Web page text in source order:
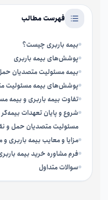
فهرست مطالب
بیمه باربری چیست؟
پوشش‌های بیمه باربری
بیمه مسئولیت متصدیان
پوشش‌های بیمه مسئولیت
تفاوت بیمه باربری و بیمه
شروع و پایان تعهدات
مسئولیت متصدیان حمل‌ و
مزایا و معایب بیمه باربری
فرم مشاوره خرید بیمه
سوالات متداول